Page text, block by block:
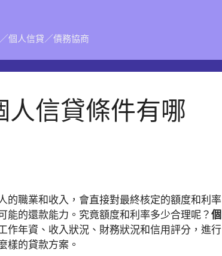
個人信貸／債務協商
信貸條件有哪
的職業和收入，會直接對最終核定的額度和利率
的還款能力。究竟額度和利率多少合理呢？ 個
作年資、收入狀況、財務狀況和信用評分，進行
樣的貸款方案。